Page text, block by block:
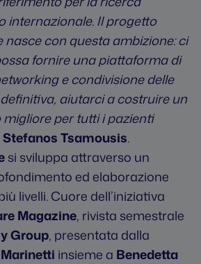
internazionale. Il progetto
con questa ambizione: ci
fornire una piattaforma di
e condivisione delle
aiutarci a costruire un
per tutti i pazienti
Stefanos Tsamousis.
si sviluppa attraverso un
ed elaborazione
livelli. Cuore dell’iniziativa
Magazine, rivista semestrale
Group, presentata dalla
insieme a Benedetta